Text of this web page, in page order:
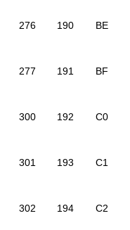
276 190 BE
277 191 BF
300 192 C0
301 193 C1
302 194 C2